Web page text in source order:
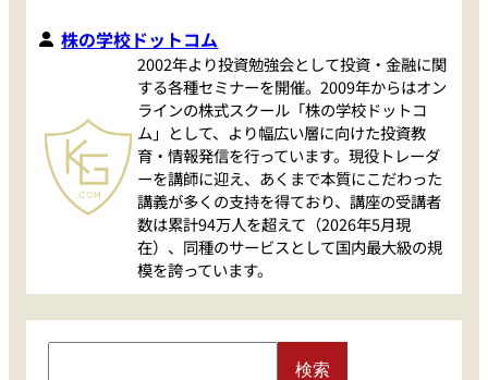
株の学校ドットコム
2002年より投資勉強会として投資・金融に関
する各種セミナーを開催。2009年からはオン
ラインの株式スクール「株の学校ドットコ
ム」として、より幅広い層に向けた投資教
育・情報発信を行っています。現役トレーダ
ーを講師に迎え、あくまで本質にこだわった
講義が多くの支持を得ており、講座の受講者
数は累計94万人を超えて（2026年5月現
在）、同種のサービスとして国内最大級の規
模を誇っています。
検索